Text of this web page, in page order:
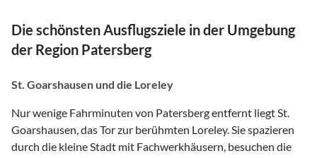
Die schönsten Ausflugsziele in der Umgebung
der Region Patersberg
St. Goarshausen und die Loreley
Nur wenige Fahrminuten von Patersberg entfernt liegt St.
Goarshausen, das Tor zur berühmten Loreley. Sie spazieren
durch die kleine Stadt mit Fachwerkhäusern, besuchen die